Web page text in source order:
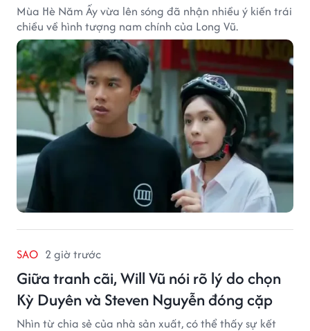
Mùa Hè Năm Ấy vừa lên sóng đã nhận nhiều ý kiến trái
chiều về hình tượng nam chính của Long Vũ.
SAO 2 giờ trước
Giữa tranh cãi, Will Vũ nói rõ lý do chọn
Kỳ Duyên và Steven Nguyễn đóng cặp
Nhìn từ chia sẻ của nhà sản xuất, có thể thấy sự kết